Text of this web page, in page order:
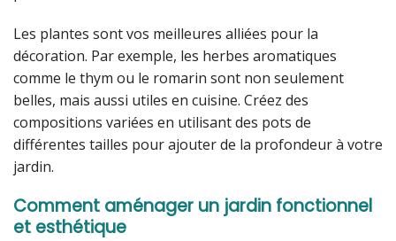
Les plantes sont vos meilleures alliées pour la
décoration. Par exemple, les herbes aromatiques
comme le thym ou le romarin sont non seulement
belles, mais aussi utiles en cuisine. Créez des
compositions variées en utilisant des pots de
différentes tailles pour ajouter de la profondeur à votre
jardin.
Comment aménager un jardin fonctionnel
et esthétique